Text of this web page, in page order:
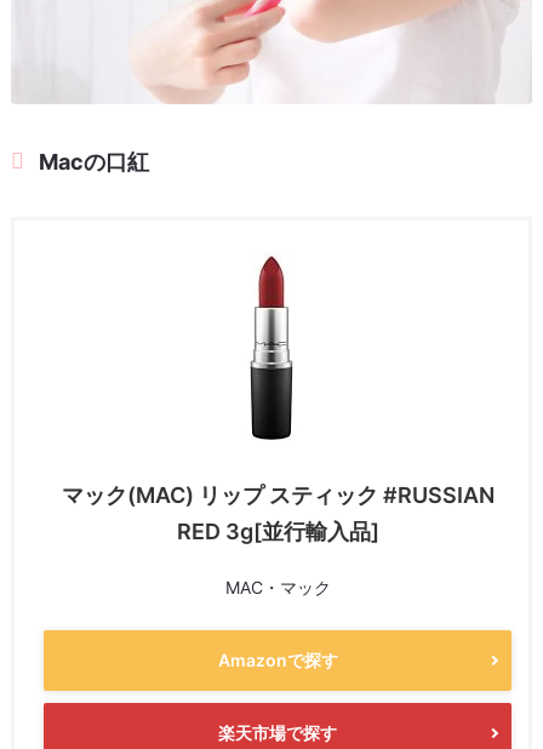
Macの口紅
マック(MAC) リップ スティック #RUSSIAN
RED 3g[並行輸入品]
MAC・マック
Amazonで探す
楽天市場で探す